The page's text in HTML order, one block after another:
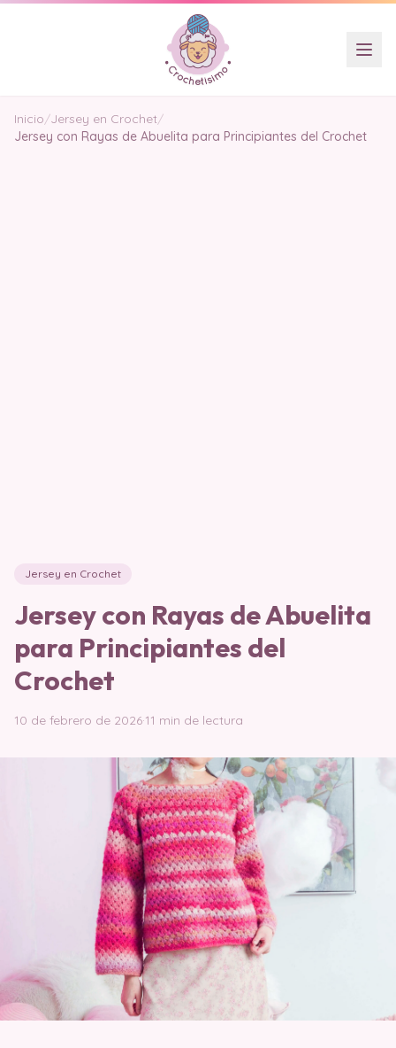
Inicio/Jersey en Crochet/
Jersey con Rayas de Abuelita para Principiantes del Crochet
Jersey en Crochet
Jersey con Rayas de Abuelita
para Principiantes del
Crochet
10 de febrero de 2026·11 min de lectura